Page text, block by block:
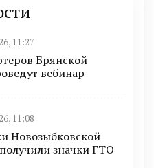
11:27
Брянской
вебинар
11:08
Новозыбковской
значки ГТО